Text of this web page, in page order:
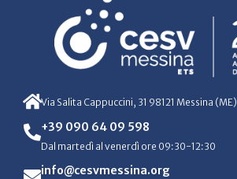
Via Salita Cappuccini, 31 98121 Messina (ME)
+39 090 64 09 598
Dal martedì al venerdì ore 09:30-12:30
info@cesvmessina.org